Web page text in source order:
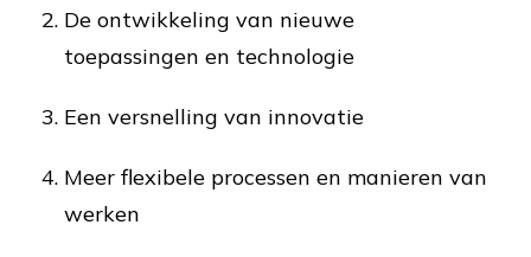
De ontwikkeling van nieuwe
toepassingen en technologie
Een versnelling van innovatie
Meer flexibele processen en manieren van
werken